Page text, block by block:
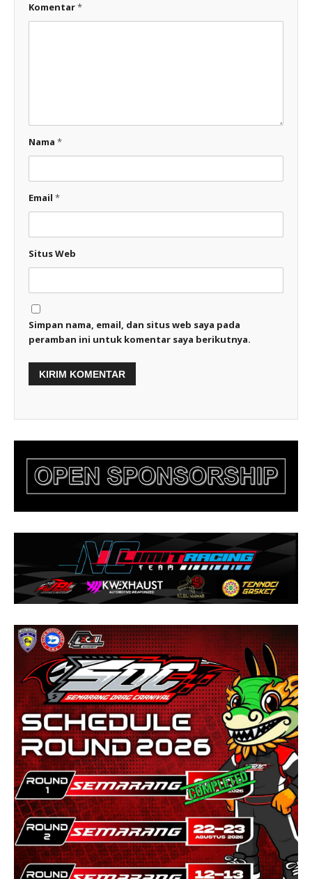
Komentar*
Nama *
Email *
Situs Web
Simpan nama, email, dan situs web saya pada
peramban ini untuk komentar saya berikutnya.